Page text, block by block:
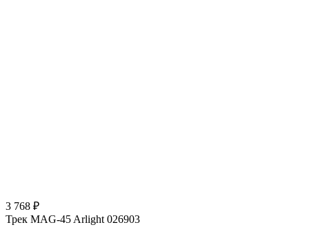
3 768 ₽
Трек MAG-45 Arlight 026903